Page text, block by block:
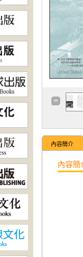
內容簡介
內容簡